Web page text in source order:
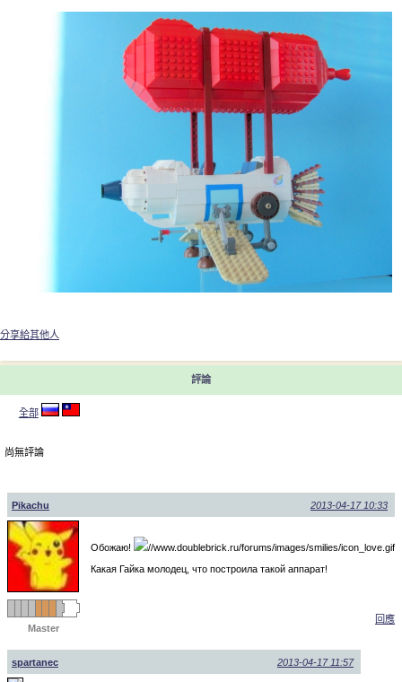
分享給其他人
評論
全部
尚無評論
Pikachu 2013-04-17 10:33
Master
Обожаю!
Какая Гайка молодец, что построила такой аппарат!
回應
spartanec 2013-04-17 11:57